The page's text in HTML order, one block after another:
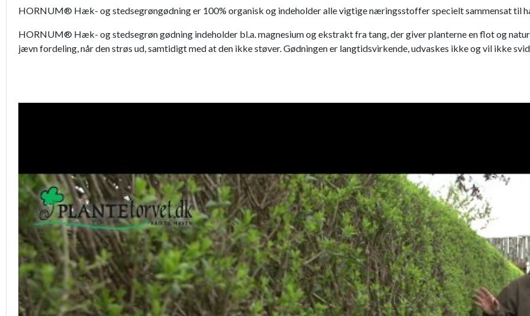
HORNUM® Hæk- og stedsegrøngødning er 100% organisk og indeholder alle vigtige næringsstoffer specielt sammensat til
HORNUM® Hæk- og stedsegrøn gødning indeholder bl.a. magnesium og ekstrakt fra tang, der giver planterne en flot og
jævn fordeling, når den strøs ud, samtidigt med at den ikke støver. Gødningen er langtidsvirkende, udvaskes ikke og vil ikke